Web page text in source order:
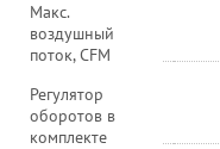
Макс.
воздушный
поток, CFM
Регулятор
оборотов в
комплекте